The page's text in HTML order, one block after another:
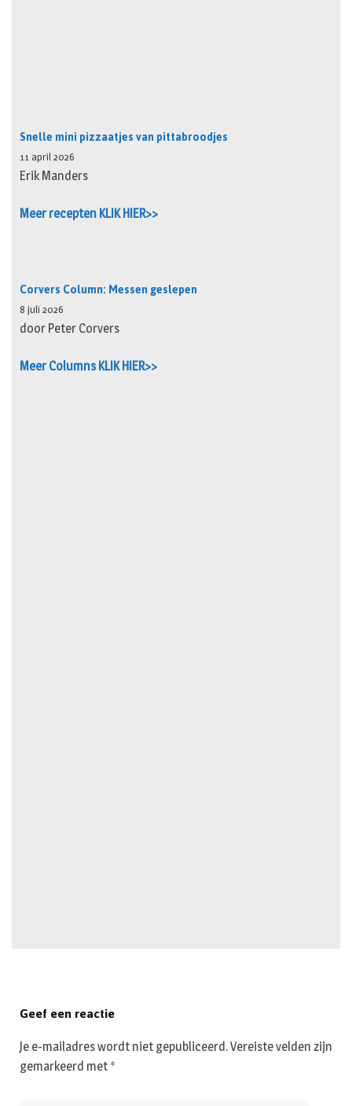
Snelle mini pizzaatjes van pittabroodjes
11 april 2026
Erik Manders
Meer recepten KLIK HIER>>
Corvers Column: Messen geslepen
8 juli 2026
door Peter Corvers
Meer Columns KLIK HIER>>
Geef een reactie
Je e-mailadres wordt niet gepubliceerd.Vereiste velden zijn
gemarkeerd met *